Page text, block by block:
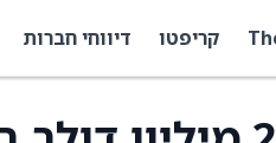
קריפטו דיווחי חברות